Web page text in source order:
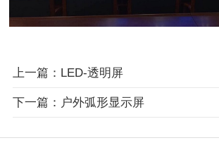
上一篇：LED-透明屏
下一篇：户外弧形显示屏